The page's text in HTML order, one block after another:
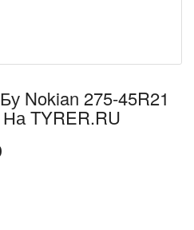
Nokian 275-45R21
TYRER.RU